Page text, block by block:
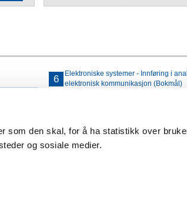
som den skal, for å ha statistikk over
og sosiale medier.
6
Elektroniske systemer - Innføring i
elektronisk kommunikasjon (Bokmål)
9 Fse - forskrift om sikkerhet ved arbeid